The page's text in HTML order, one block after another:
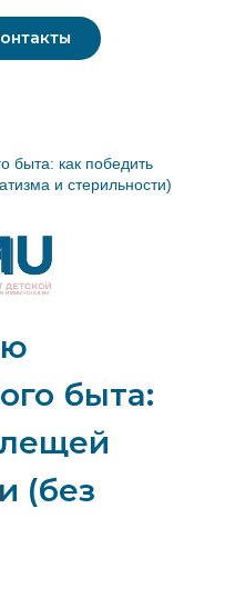
быта: как победить
и стерильности)